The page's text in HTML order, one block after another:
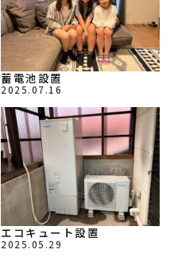
蓄電池設置
2025.07.16
エコキュート設置
2025.05.29